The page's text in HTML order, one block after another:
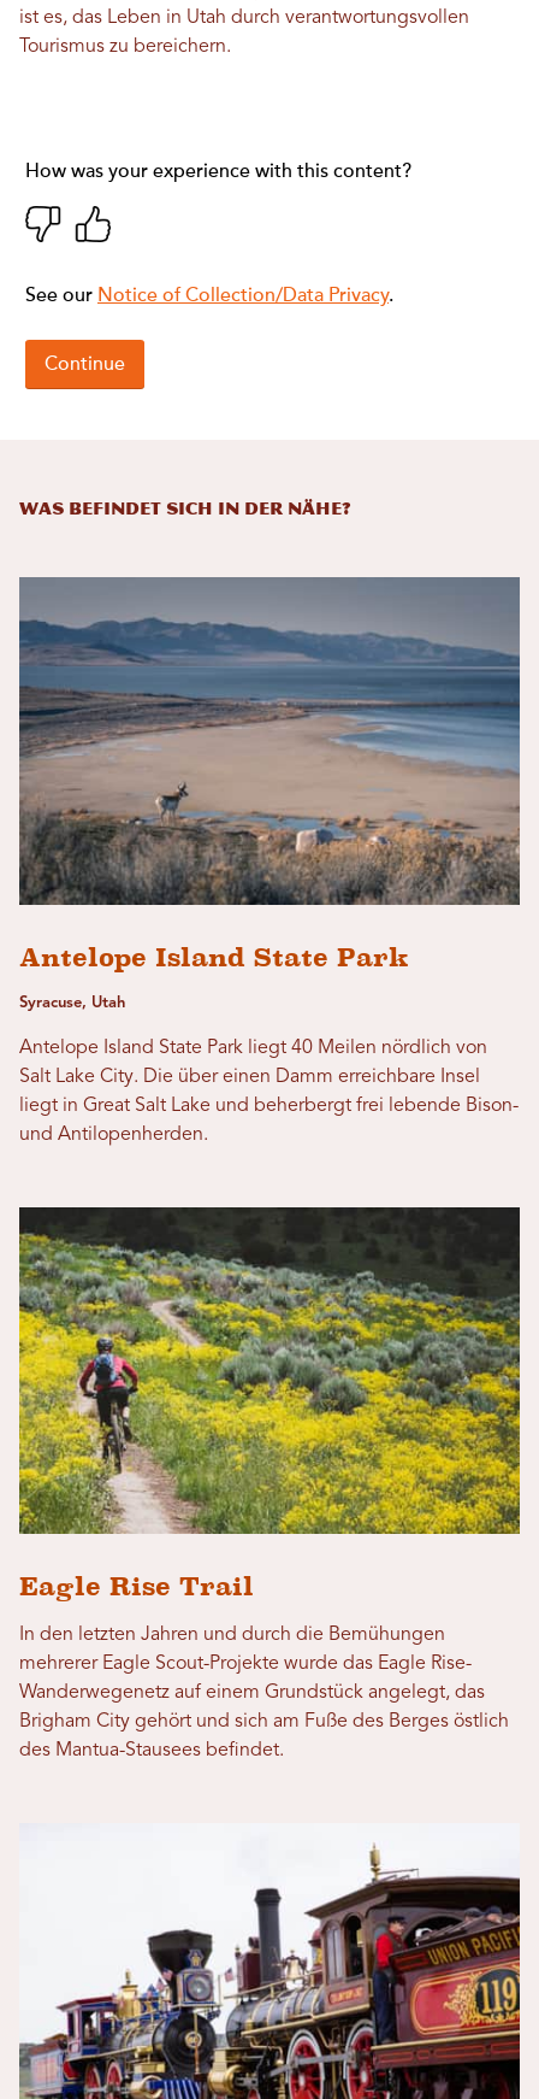
ist es, das Leben in Utah durch verantwortungsvollen
Tourismus zu bereichern.
Was befindet sich in der Nähe?
Antelope Island State Park
Syracuse, Utah
Antelope Island State Park liegt 40 Meilen nördlich von
Salt Lake City. Die über einen Damm erreichbare Insel
liegt in Great Salt Lake und beherbergt frei lebende Bison-
und Antilopenherden.
Eagle Rise Trail
In den letzten Jahren und durch die Bemühungen
mehrerer Eagle Scout-Projekte wurde das Eagle Rise-
Wanderwegenetz auf einem Grundstück angelegt, das
Brigham City gehört und sich am Fuße des Berges östlich
des Mantua-Stausees befindet.